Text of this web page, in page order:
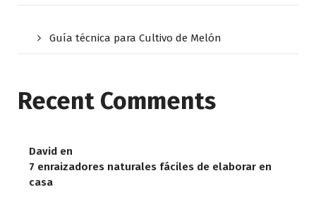
Guía técnica para Cultivo de Melón
Recent Comments
David en
7 enraizadores naturales fáciles de elaborar en
casa